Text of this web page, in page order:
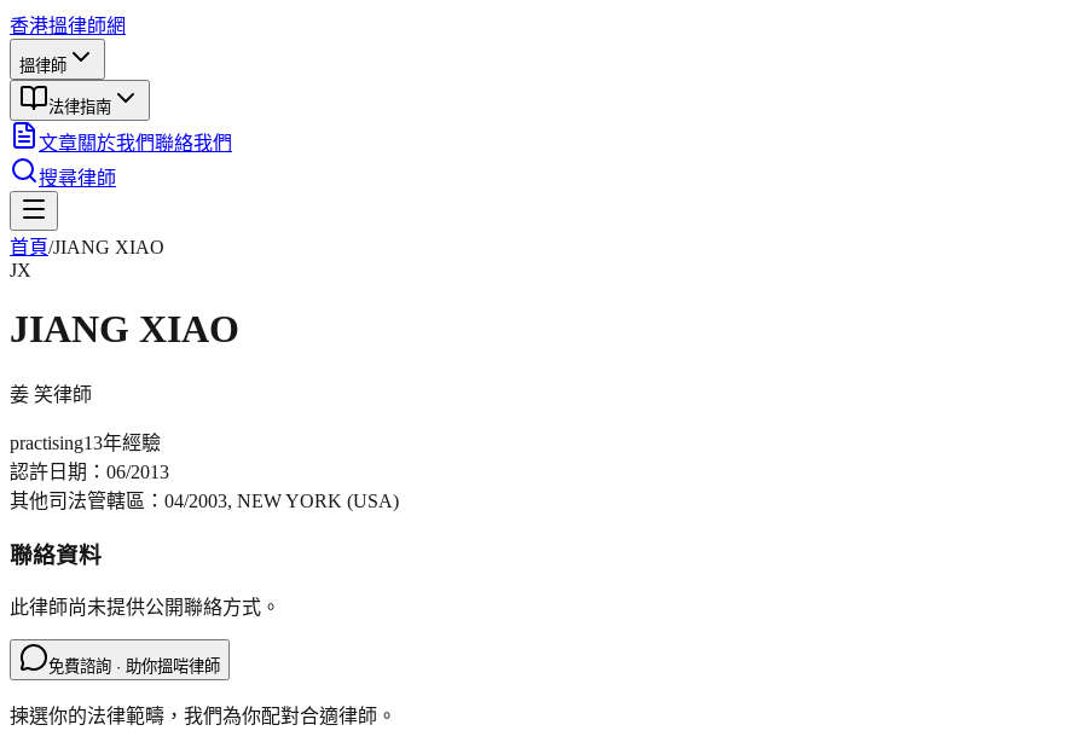
香港搵律師網
搵律師
法律指南
文章關於我們聯絡我們
搜尋律師
首頁/JIANG XIAO
JX
JIANG XIAO
姜 笑律師
practising13年經驗
認許日期： 06/2013
其他司法管轄區： 04/2003, NEW YORK (USA)
聯絡資料
此律師尚未提供公開聯絡方式。
免費諮詢 · 助你搵啱律師
揀選你的法律範疇，我們為你配對合適律師。